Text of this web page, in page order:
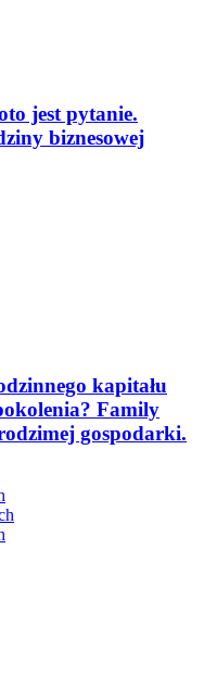
jest pytanie.
biznesowej
kapitału
Family
gospodarki.